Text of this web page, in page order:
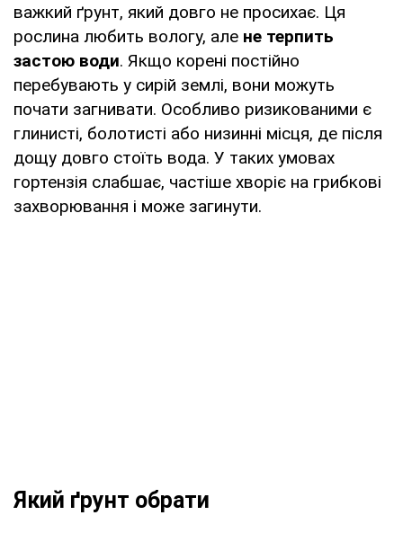
важкий ґрунт, який довго не просихає. Ця
рослина любить вологу, але не терпить
застою води. Якщо корені постійно
перебувають у сирій землі, вони можуть
почати загнивати. Особливо ризикованими є
глинисті, болотисті або низинні місця, де після
дощу довго стоїть вода. У таких умовах
гортензія слабшає, частіше хворіє на грибкові
захворювання і може загинути.
Який ґрунт обрати